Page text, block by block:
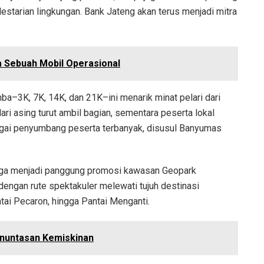
lingkungan. Bank Jateng akan terus menjadi mitra
Sebuah Mobil Operasional
7K, 14K, dan 21K–ini menarik minat pelari dari
asing turut ambil bagian, sementara peserta lokal
penyumbang peserta terbanyak, disusul Banyumas
menjadi panggung promosi kawasan Geopark
rute spektakuler melewati tujuh destinasi
Pecaron, hingga Pantai Menganti.
Kemiskinan